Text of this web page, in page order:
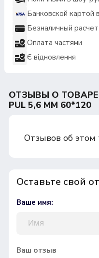
Банковской картой
Безналичный
Оплата частями
Є відновлення
ОТЗЫВЫ О ТОВАРЕ
PUL 5,6 MM 60*120
Отзывов об этом
Оставьте свой
Ваше имя:
Ваш отзыв